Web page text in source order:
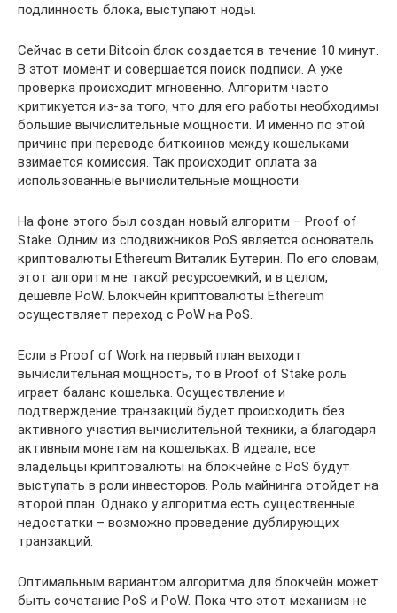
подлинность блока, выступают ноды.
Сейчас в сети Bitcoin блок создается в течение 10 минут.
В этот момент и совершается поиск подписи. А уже
проверка происходит мгновенно. Алгоритм часто
критикуется из-за того, что для его работы необходимы
большие вычислительные мощности. И именно по этой
причине при переводе биткоинов между кошельками
взимается комиссия. Так происходит оплата за
использованные вычислительные мощности.
На фоне этого был создан новый алгоритм – Proof of
Stake. Одним из сподвижников PoS является основатель
криптовалюты Ethereum Виталик Бутерин. По его словам,
этот алгоритм не такой ресурсоемкий, и в целом,
дешевле PoW. Блокчейн криптовалюты Ethereum
осуществляет переход с PoW на PoS.
Если в Proof of Work на первый план выходит
вычислительная мощность, то в Proof of Stake роль
играет баланс кошелька. Осуществление и
подтверждение транзакций будет происходить без
активного участия вычислительной техники, а благодаря
активным монетам на кошельках. В идеале, все
владельцы криптовалюты на блокчейне с PoS будут
выступать в роли инвесторов. Роль майнинга отойдет на
второй план. Однако у алгоритма есть существенные
недостатки – возможно проведение дублирующих
транзакций.
Оптимальным вариантом алгоритма для блокчейн может
быть сочетание PoS и PoW. Пока что этот механизм не